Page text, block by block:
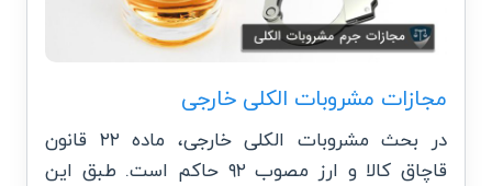
مجازات مشروبات الکلی خارجی
در بحث مشروبات الکلی خارجی، ماده ۲۲ قانون
قاچاق کالا و ارز مصوب ۹۲ حاکم است. طبق این